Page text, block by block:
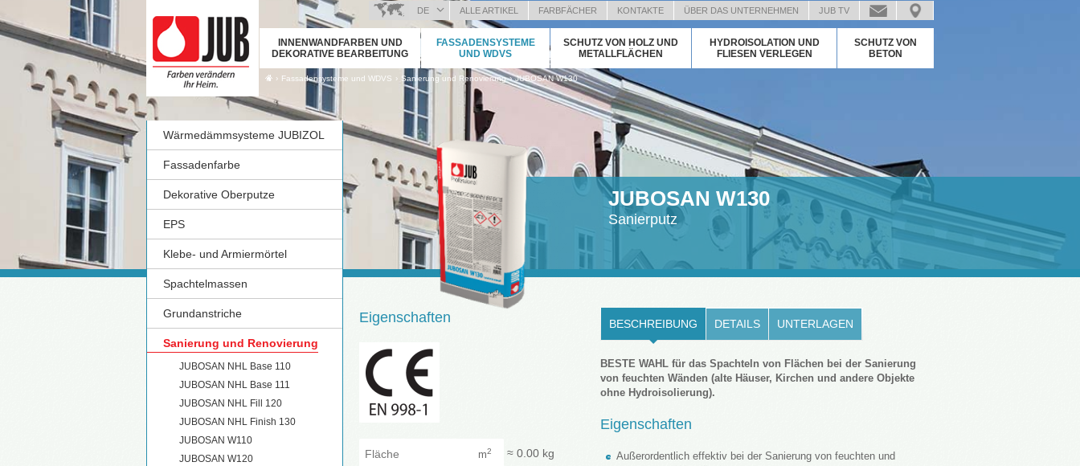
ALLE ARTIKEL FARBFÄCHER KONTAKTE ÜBER DAS UNTERNEHMEN
JUB TV
BOSANSKI (BOSNIAN)
HRVATSKI (CROATIAN)
ČEŠTINA (CZECH)
ENGLISH (ENGLISH)
DE
ΕΛΛΗΝΙΚΑ (GREEK)
MAGYAR (HUNGARIAN)
ITALIANO (ITALIAN)
KOSOVA (KOSOVO)
МАКЕДОНСКИ (MACEDONIAN)
ROMÂNĂ (ROMANIAN)
РУССКИЙ (RUSSIAN)
СРПСКИ (SERBIAN)
SLOVENČINA (SLOVAK)
SLOVENŠČINA (SLOVENIAN)
INNENWANDFARBEN UND
DEKORATIVE BEARBEITUNG
FASSADENSYSTEME
UND WDVS
SCHUTZ VON HOLZ UND
METALLFLÄCHEN
HYDROISOLATION UND
FLIESEN VERLEGEN
SCHUTZ VON
BETON
› Fassadensysteme und WDVS › Sanierung und Renovierung › JUBOSAN W130
Wärmedämmsysteme JUBIZOL
Fassadenfarbe
Dekorative Oberputze
EPS
Klebe- und Armiermörtel
Spachtelmassen
Grundanstriche
Sanierung und Renovierung
JUBOSAN NHL Base 110
JUBOSAN NHL Base 111
JUBOSAN NHL Fill 120
JUBOSAN NHL Finish 130
JUBOSAN W110
JUBOSAN W120
JUBOSAN W130
Sanierputz
BESCHREIBUNG DETAILS UNTERLAGEN
BESTE WAHL für das Spachteln von Flächen bei der Sanierung
von feuchten Wänden (alte Häuser, Kirchen und andere Objekte
ohne Hydroisolierung).
Eigenschaften
Außerordentlich effektiv bei der Sanierung von feuchten und
Eigenschaften
m2 ≈ 0.00 kg